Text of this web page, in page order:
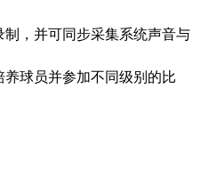
制，并可同步采集系统声音与
养球员并参加不同级别的比